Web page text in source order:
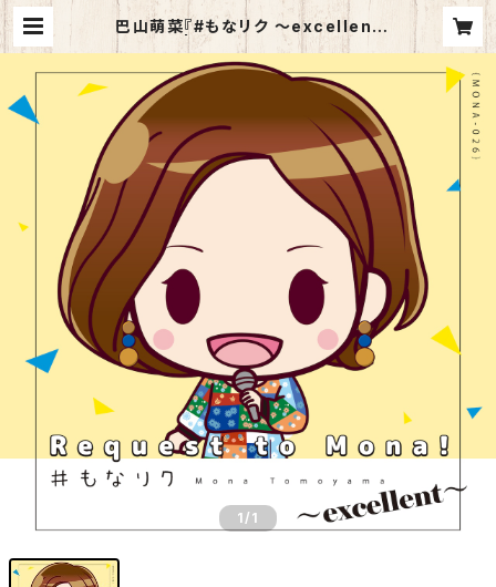
巴山萌菜『#もなリク ～excellent
～』CD | 巴山萌菜 WEBショップ
1 /1